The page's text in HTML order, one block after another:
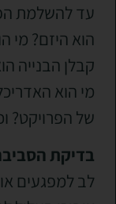
עד להשלמת
הוא היזם? מי
קבלן הבנייה
מי הוא
של הפרויקט?
בדיקת
לב למפגעים או